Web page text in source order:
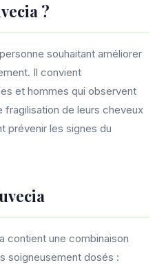
?
souhaitant améliorer
Il convient
et hommes qui observent
fragilisation de leurs cheveux
prévenir les signes du
contient une combinaison
soigneusement dosés :